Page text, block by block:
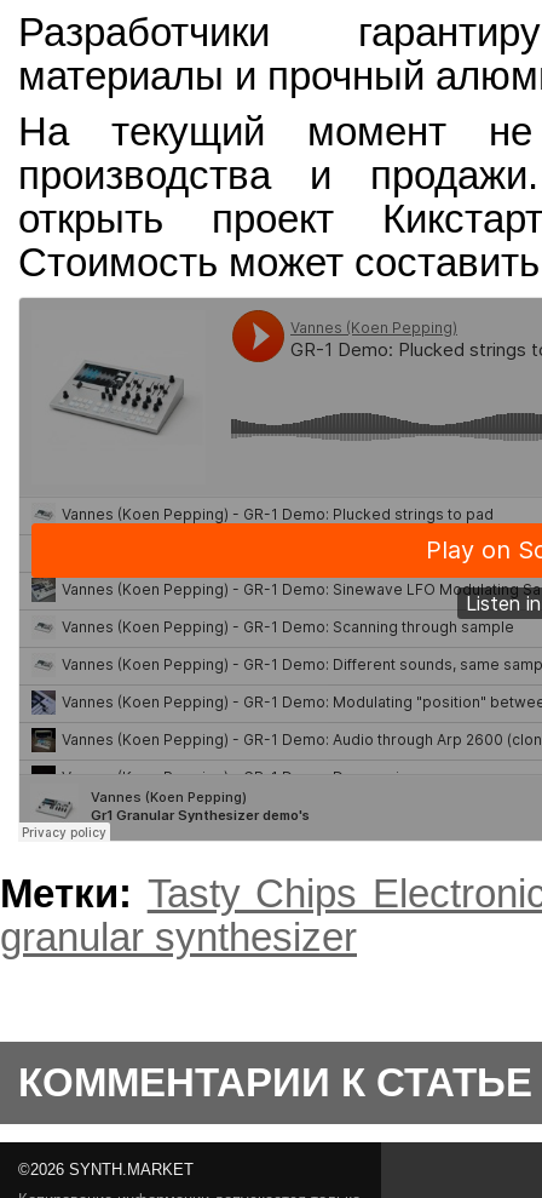
Разработчики
материалы и прочный
На текущий момент не
производства и
открыть проект
Стоимость может
Метки: Tasty Chips
granular synthesizer
КОММЕНТАРИИ К СТАТЬЕ
©2026 SYNTH.MARKET